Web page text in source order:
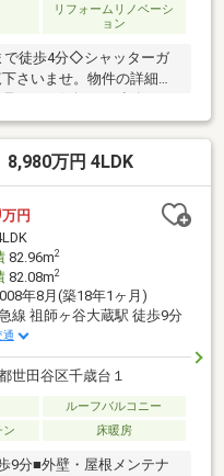
リフォームリノベーシ
ョン
徒歩4分◇シャッターガ
さいませ。物件の詳細に
【0120-104-259】
8,980万円 4LDK
万円
82.96m2
82.08m2
年8月(築18年1ヶ月)
線 祖師ヶ谷大蔵駅 徒歩9分
通
世田谷区千歳台１
ルーフバルコニー
ン 床暖房
9分■外壁・屋根メンテナ